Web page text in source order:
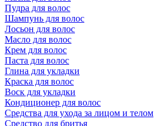
Пудра для волос
Шампунь для волос
Лосьон для волос
Масло для волос
Крем для волос
Паста для волос
Глина для укладки
Краска для волос
Воск для укладки
Кондиционер для волос
Средства для ухода за лицом и телом
Средство для бритья